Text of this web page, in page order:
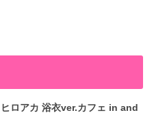
ヒロアカ 浴衣ver.カフェ in and